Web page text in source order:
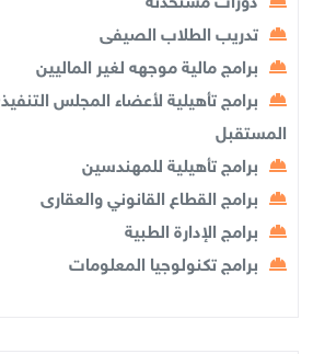
تدريب الطلاب الصيفى
برامج مالية موجهه لغير الماليين
برامج تأهيلية لأعضاء المجلس
المستقبل
برامج تأهيلية للمهندسين
برامج القطاع القانوني والعقارى
برامج الإدارة الطبية
برامج تكنولوجيا المعلومات